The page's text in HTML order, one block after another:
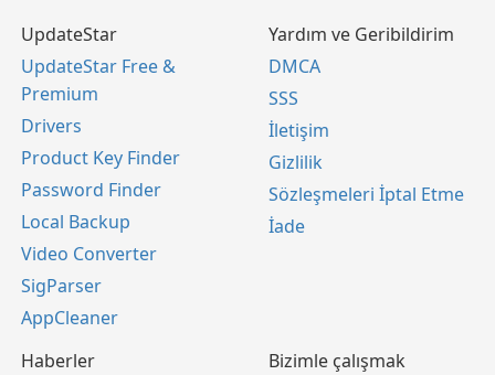
UpdateStar
UpdateStar Free &
Premium
Drivers
Product Key Finder
Password Finder
Local Backup
Video Converter
SigParser
AppCleaner
Yardım ve Geribildirim
DMCA
SSS
İletişim
Gizlilik
Sözleşmeleri İptal Etme
İade
Haberler
Bizimle çalışmak